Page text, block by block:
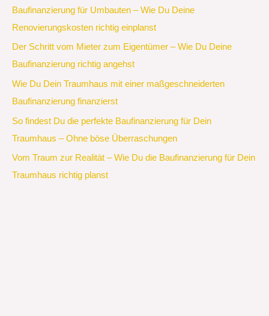
Baufinanzierung für Umbauten – Wie Du Deine
Renovierungskosten richtig einplanst
Der Schritt vom Mieter zum Eigentümer – Wie Du Deine
Baufinanzierung richtig angehst
Wie Du Dein Traumhaus mit einer maßgeschneiderten
Baufinanzierung finanzierst
So findest Du die perfekte Baufinanzierung für Dein
Traumhaus – Ohne böse Überraschungen
Vom Traum zur Realität – Wie Du die Baufinanzierung für Dein
Traumhaus richtig planst